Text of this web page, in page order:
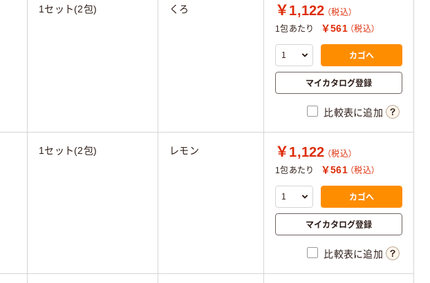
1セット(2包) くろ ￥1,122 （税込）
1包あたり
￥561 （税込）
カゴへ
マイカタログ登録
比較表に追加
1セット(2包) レモン ￥1,122 （税込）
1包あたり
￥561 （税込）
カゴへ
マイカタログ登録
比較表に追加